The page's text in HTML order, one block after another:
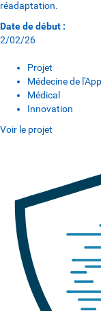
réadaptation.
Date de début :
2/02/26
Projet
Médecine de
Médical
Innovation
Voir le projet